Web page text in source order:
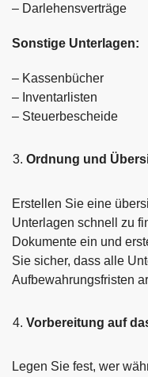
– Darlehensverträge
Sonstige Unterlagen:
– Kassenbücher
– Inventarlisten
– Steuerbescheide
Ordnung und
Erstellen Sie eine
Unterlagen schnell zu
Dokumente ein und
Sie sicher, dass alle
Aufbewahrungsfristen
Vorbereitung auf
Legen Sie fest, wer